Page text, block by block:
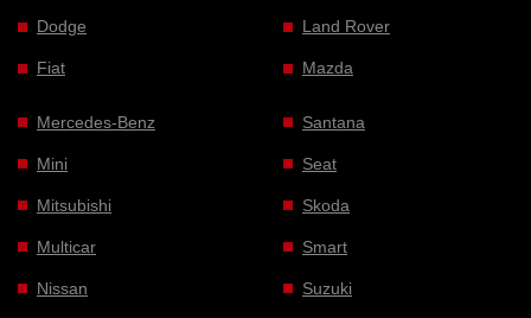
Dodge
Fiat
Land Rover
Mazda
Mercedes-Benz
Mini
Mitsubishi
Multicar
Nissan
Santana
Seat
Skoda
Smart
Suzuki